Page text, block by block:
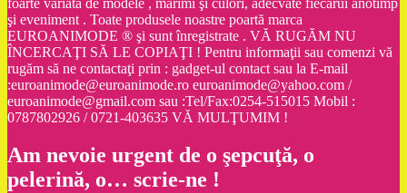
şi eveniment . Toate produsele noastre poartă marca
EUROANIMODE ® şi sunt înregistrate . VĂ RUGĂM NU
ÎNCERCAŢI SĂ LE COPIAŢI ! Pentru informaţii sau comenzi vă
rugăm să ne contactaţi prin : gadget-ul contact sau la E-mail
:euroanimode@euroanimode.ro euroanimode@yahoo.com /
euroanimode@gmail.com sau :Tel/Fax:0254-515015 Mobil :
0787802926 / 0721-403635 VĂ MULŢUMIM !
Am nevoie urgent de o şepcuţă, o
pelerină, o… scrie-ne !